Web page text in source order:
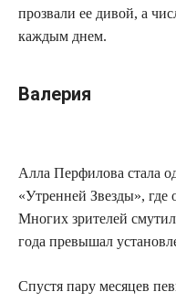
прозвали ее дивой, а
каждым днем.
Валерия
Алла Перфилова стала
«Утренней Звезды», где
Многих зрителей
года превышал
Спустя пару месяцев